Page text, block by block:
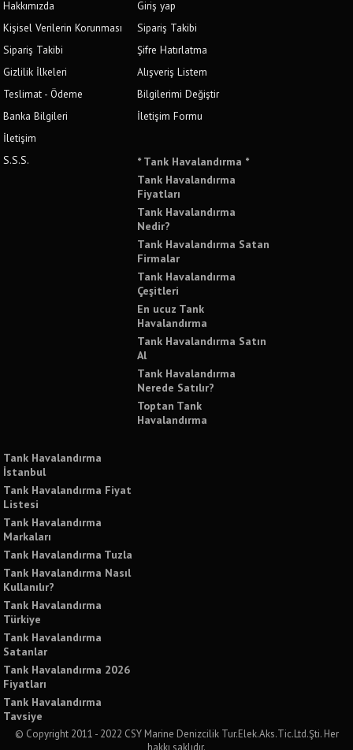
Hakkımızda
Kişisel Verilerin Korunması
Sipariş Takibi
Gizlilik İlkeleri
Teslimat - Ödeme
Banka Bilgileri
İletişim
S.S.S.
Giriş yap
Sipariş Takibi
Şifre Hatırlatma
Alışveriş Listem
Bilgilerimi Değiştir
İletişim Formu
* Tank Havalandırma *
Tank Havalandırma
Fiyatları
Tank Havalandırma
Nedir?
Tank Havalandırma Satan
Firmalar
Tank Havalandırma
Çeşitleri
En ucuz Tank
Havalandırma
Tank Havalandırma Satın
Al
Tank Havalandırma
Nerede Satılır?
Toptan Tank
Havalandırma
Tank Havalandırma
İstanbul
Tank Havalandırma Fiyat
Listesi
Tank Havalandırma
Markaları
Tank Havalandırma Tuzla
Tank Havalandırma Nasıl
Kullanılır?
Tank Havalandırma
Türkiye
Tank Havalandırma
Satanlar
Tank Havalandırma 2026
Fiyatları
Tank Havalandırma
Tavsiye
© Copyright 2011 - 2022 CSY Marine Denizcilik Tur.Elek.Aks.Tic.Ltd.Şti. Her
hakkı saklıdır.